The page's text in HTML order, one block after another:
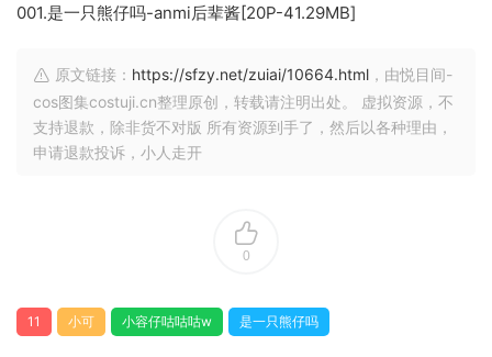
001.是一只熊仔吗-anmi后辈酱[20P-41.29MB]
原文链接： https://sfzy.net/zuiai/10664.html ，由悦目间-
cos图集costuji.cn整理原创，转载请注明出处。 虚拟资源，不
支持退款，除非货不对版 所有资源到手了，然后以各种理由，
申请退款投诉，小人走开
0
11 小可 小容仔咕咕咕w 是一只熊仔吗